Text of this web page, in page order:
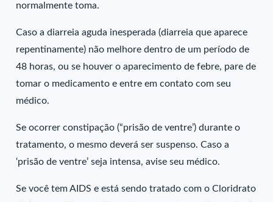
normalmente toma.
Caso a diarreia aguda inesperada (diarreia que aparece
repentinamente) não melhore dentro de um período de
48 horas, ou se houver o aparecimento de febre, pare de
tomar o medicamento e entre em contato com seu
médico.
Se ocorrer constipação (“prisão de ventre’) durante o
tratamento, o mesmo deverá ser suspenso. Caso a
‘prisão de ventre’ seja intensa, avise seu médico.
Se você tem AIDS e está sendo tratado com o Cloridrato